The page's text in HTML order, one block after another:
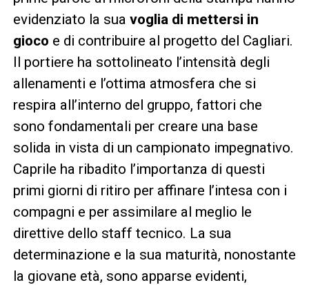
evidenziato la sua voglia di mettersi in
gioco e di contribuire al progetto del Cagliari.
Il portiere ha sottolineato l’intensità degli
allenamenti e l’ottima atmosfera che si
respira all’interno del gruppo, fattori che
sono fondamentali per creare una base
solida in vista di un campionato impegnativo.
Caprile ha ribadito l’importanza di questi
primi giorni di ritiro per affinare l’intesa con i
compagni e per assimilare al meglio le
direttive dello staff tecnico. La sua
determinazione e la sua maturità, nonostante
la giovane età, sono apparse evidenti,